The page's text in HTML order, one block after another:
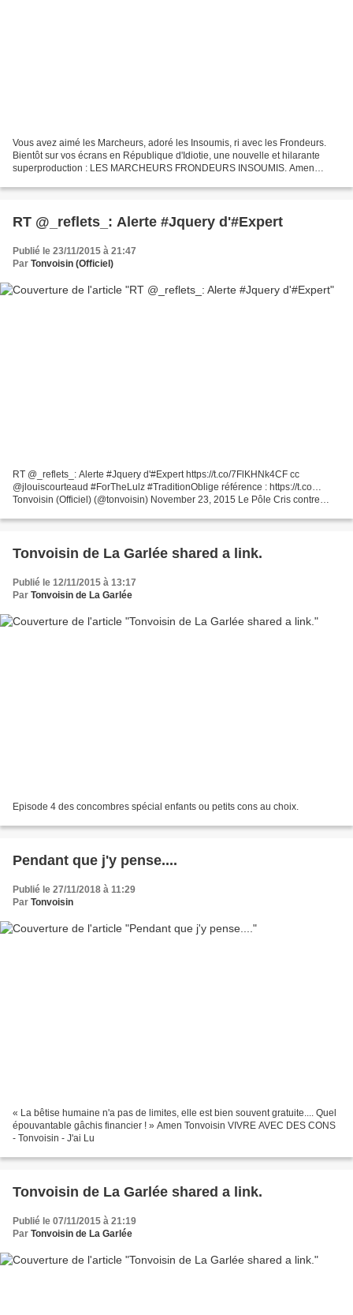
Vous avez aimé les Marcheurs, adoré les Insoumis, ri avec les Frondeurs.
Bientôt sur vos écrans en République d'Idiotie, une nouvelle et hilarante
superproduction : LES MARCHEURS FRONDEURS INSOUMIS. Amen
RT @_reflets_: Alerte #Jquery d'#Expert
Publié le 23/11/2015 à 21:47
Par Tonvoisin (Officiel)
RT @_reflets_: Alerte #Jquery d'#Expert https://t.co/7FlKHNk4CF cc
@jlouiscourteaud #ForTheLulz #TraditionOblige référence : https://t.co…
Tonvoisin (Officiel) (@tonvoisin) November 23, 2015 Le Pôle Cris contre
Tonvoisin de La Garlée shared a link.
Publié le 12/11/2015 à 13:17
Par Tonvoisin de La Garlée
Episode 4 des concombres spécial enfants ou petits cons au choix.
Pendant que j'y pense....
Publié le 27/11/2018 à 11:29
Par Tonvoisin
« La bêtise humaine n'a pas de limites, elle est bien souvent gratuite.... Quel
épouvantable gâchis financier ! » Amen Tonvoisin VIVRE AVEC DES CONS
- Tonvoisin - J'ai Lu
Tonvoisin de La Garlée shared a link.
Publié le 07/11/2015 à 21:19
Par Tonvoisin de La Garlée